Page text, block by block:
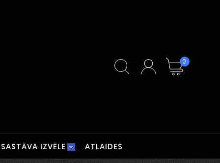
0
SASTĀVA IZVĒLE ATLAIDES